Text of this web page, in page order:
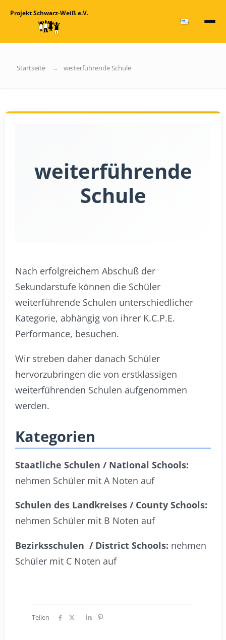
Projekt Schwarz-Weiß e.V.
Startseite weiterführende Schule
weiterführende
Schule
Nach erfolgreichem Abschuß der
Sekundarstufe können die Schüler
weiterführende Schulen unterschiedlicher
Kategorie, abhängig von ihrer K.C.P.E.
Performance, besuchen.
Wir streben daher danach Schüler
hervorzubringen die von erstklassigen
weiterführenden Schulen aufgenommen
werden.
Kategorien
Staatliche Schulen / National Schools:
nehmen Schüler mit A Noten auf
Schulen des Landkreises / County Schools:
nehmen Schüler mit B Noten auf
Bezirksschulen / District Schools: nehmen
Schüler mit C Noten auf
Teilen